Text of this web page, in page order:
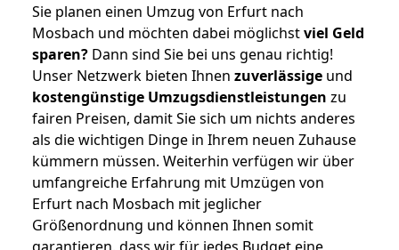
Sie planen einen Umzug von Erfurt nach
Mosbach und möchten dabei möglichstviel Geld
sparen? Dann sind Sie bei uns genau richtig!
Unser Netzwerk bieten Ihnen zuverlässige und
kostengünstige Umzugsdienstleistungen zu
fairen Preisen, damit Sie sich um nichts anderes
als die wichtigen Dinge in Ihrem neuen Zuhause
kümmern müssen. Weiterhin verfügen wir über
umfangreiche Erfahrung mit Umzügen von
Erfurt nach Mosbach mit jeglicher
Größenordnung und können Ihnen somit